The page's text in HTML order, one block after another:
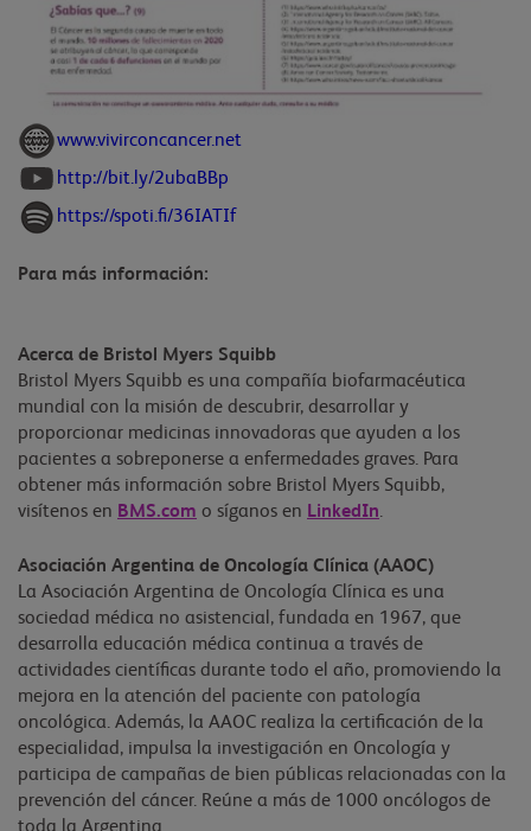
www.vivirconcancer.net
http://bit.ly/2ubaBBp
https://spoti.fi/36IATIf
Para más información:
Acerca de Bristol Myers Squibb
Bristol Myers Squibb es una compañía biofarmacéutica
mundial con la misión de descubrir, desarrollar y
proporcionar medicinas innovadoras que ayuden a los
pacientes a sobreponerse a enfermedades graves. Para
obtener más información sobre Bristol Myers Squibb,
visítenos en BMS.com o síganos en LinkedIn.
Asociación Argentina de Oncología Clínica (AAOC)
La Asociación Argentina de Oncología Clínica es una
sociedad médica no asistencial, fundada en 1967, que
desarrolla educación médica continua a través de
actividades científicas durante todo el año, promoviendo la
mejora en la atención del paciente con patología
oncológica. Además, la AAOC realiza la certificación de la
especialidad, impulsa la investigación en Oncología y
participa de campañas de bien públicas relacionadas con la
prevención del cáncer. Reúne a más de 1000 oncólogos de